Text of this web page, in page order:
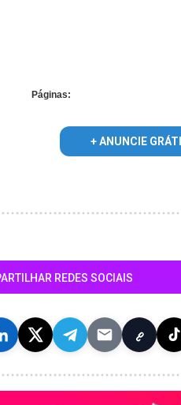
Páginas:
+ ANUNCIE
REDES SOCIAIS